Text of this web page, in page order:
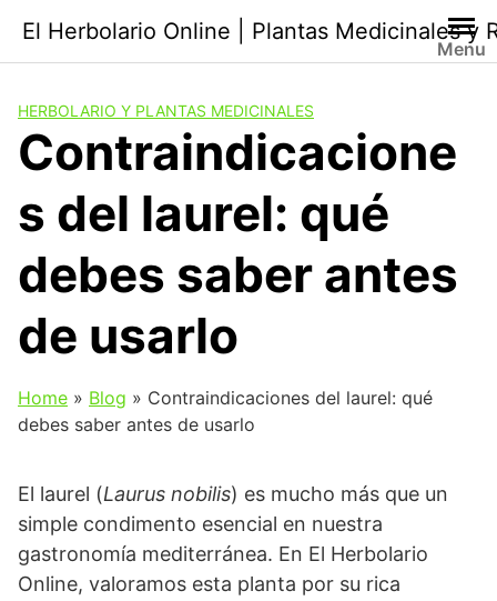
contenido
El Herbolario Online | Plantas Medicinales y
Menu
HERBOLARIO Y PLANTAS MEDICINALES
Contraindicacione
s del laurel: qué
debes saber antes
de usarlo
Home » Blog » Contraindicaciones del laurel: qué
debes saber antes de usarlo
El laurel (Laurus nobilis) es mucho más que un
simple condimento esencial en nuestra
gastronomía mediterránea. En El Herbolario
Online, valoramos esta planta por su rica